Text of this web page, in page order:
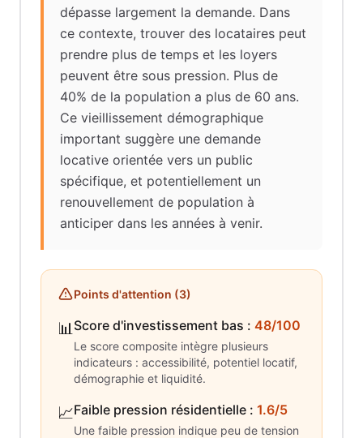
dépasse largement la demande. Dans
ce contexte, trouver des locataires peut
prendre plus de temps et les loyers
peuvent être sous pression. Plus de
40% de la population a plus de 60 ans.
Ce vieillissement démographique
important suggère une demande
locative orientée vers un public
spécifique, et potentiellement un
renouvellement de population à
anticiper dans les années à venir.
Points d'attention (3)
📊Score d'investissement bas : 48/100
Le score composite intègre plusieurs
indicateurs : accessibilité, potentiel locatif,
démographie et liquidité.
📈Faible pression résidentielle : 1.6/5
Une faible pression indique peu de tension